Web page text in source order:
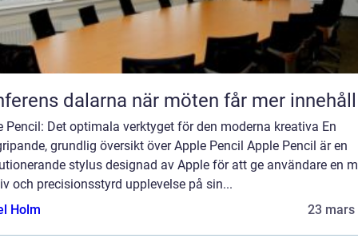
Konferens dalarna när möten får mer innehåll
Pencil: Det optimala verktyget för den moderna kreativa En
grundlig översikt över Apple Pencil Apple Pencil är en
stylus designad av Apple för att ge användare en
och precisionsstyrd upplevelse på sin...
Holm
23 mars